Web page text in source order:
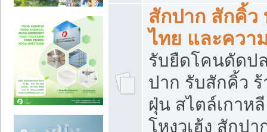
สักปาก สักคิ้
ไทย และควา
รับยืดโคนดัดป
ปาก รับสักคิ้ว
ฝุ่น สไตล์เกาห
โหงวเฮ้ง สักป